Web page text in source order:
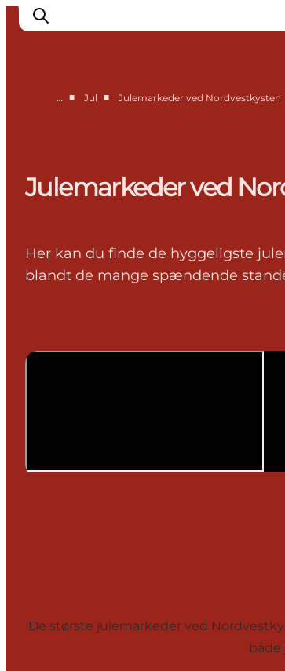
Handicapvenlig ferie
Events
Planlæg din ferie
… ■ Jul ■ Julemarkeder ved Nordvestkysten
Julemarkeder ved
Her kan du finde de hyggeligste
blandt de mange spændende
De største julemarkeder ved
både